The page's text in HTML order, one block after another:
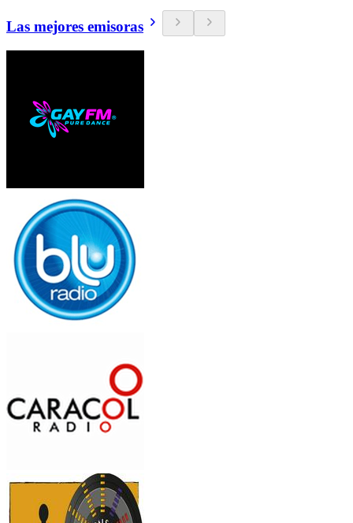
Las mejores emisoras